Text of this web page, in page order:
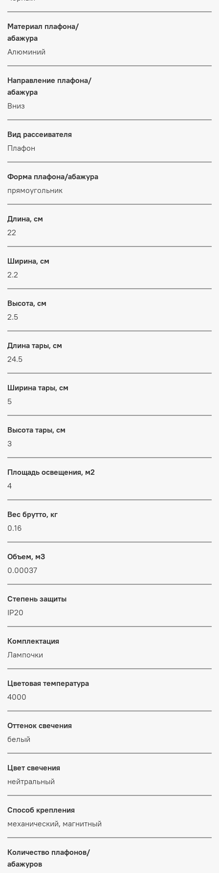
Материал плафона/
абажура
Алюминий
Направление плафона/
абажура
Вниз
Вид рассеивателя
Плафон
Форма плафона/абажура
прямоугольник
Длина, см
22
Ширина, см
2.2
Высота, см
2.5
Длина тары, см
24.5
Ширина тары, см
5
Высота тары, см
3
Площадь освещения, м2
4
Вес брутто, кг
0.16
Объем, м3
0.00037
Степень защиты
IP20
Комплектация
Лампочки
Цветовая температура
4000
Оттенок свечения
белый
Цвет свечения
нейтральный
Способ крепления
механический, магнитный
Количество плафонов/
абажуров